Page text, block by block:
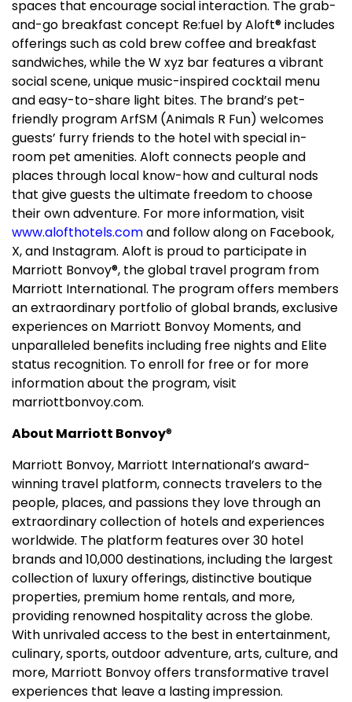
spaces that encourage social interaction. The grab-
and-go breakfast concept Re:fuel by Aloft® includes
offerings such as cold brew coffee and breakfast
sandwiches, while the W xyz bar features a vibrant
social scene, unique music-inspired cocktail menu
and easy-to-share light bites. The brand’s pet-
friendly program ArfSM (Animals R Fun) welcomes
guests’ furry friends to the hotel with special in-
room pet amenities. Aloft connects people and
places through local know-how and cultural nods
that give guests the ultimate freedom to choose
their own adventure. For more information, visit
www.alofthotels.comand follow along on Facebook,
X, and Instagram. Aloft is proud to participate in
Marriott Bonvoy®, the global travel program from
Marriott International. The program offers members
an extraordinary portfolio of global brands, exclusive
experiences on Marriott Bonvoy Moments, and
unparalleled benefits including free nights and Elite
status recognition. To enroll for free or for more
information about the program, visit
marriottbonvoy.com.
About Marriott Bonvoy®
Marriott Bonvoy, Marriott International’s award-
winning travel platform, connects travelers to the
people, places, and passions they love through an
extraordinary collection of hotels and experiences
worldwide. The platform features over 30 hotel
brands and 10,000 destinations, including the largest
collection of luxury offerings, distinctive boutique
properties, premium home rentals, and more,
providing renowned hospitality across the globe.
With unrivaled access to the best in entertainment,
culinary, sports, outdoor adventure, arts, culture, and
more, Marriott Bonvoy offers transformative travel
experiences that leave a lasting impression.